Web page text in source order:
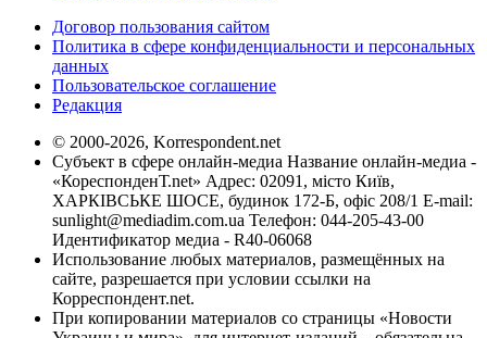
Договор пользования сайтом
Политика в сфере конфиденциальности и персональных
данных
Пользовательское соглашение
Редакция
© 2000-2026, Korrespondent.net
Субъект в сфере онлайн-медиа Название онлайн-медиа -
«КореспонденТ.net» Адрес: 02091, місто Київ,
ХАРКІВСЬКЕ ШОСЕ, будинок 172-Б, офіс 208/1 E-mail:
sunlight@mediadim.com.ua Телефон: 044-205-43-00
Идентификатор медиа - R40-06068
Использование любых материалов, размещённых на
сайте, разрешается при условии ссылки на
Корреспондент.net.
При копировании материалов со страницы «Новости